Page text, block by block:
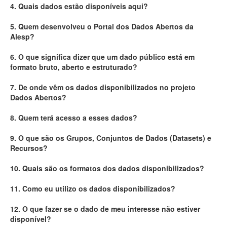
Administração
Legislação
Perguntas frequentes
Contato
4. Quais dados estão disponíveis aqui?
5. Quem desenvolveu o Portal dos Dados Abertos da
Alesp?
6. O que significa dizer que um dado público está em
formato bruto, aberto e estruturado?
7. De onde vêm os dados disponibilizados no projeto
Dados Abertos?
8. Quem terá acesso a esses dados?
9. O que são os Grupos, Conjuntos de Dados (Datasets) e
Recursos?
10. Quais são os formatos dos dados disponibilizados?
11. Como eu utilizo os dados disponibilizados?
12. O que fazer se o dado de meu interesse não estiver
disponível?